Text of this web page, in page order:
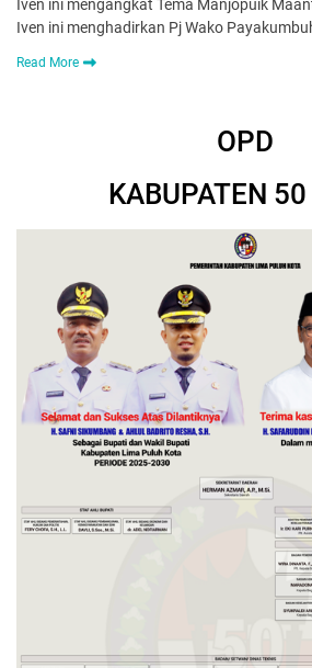
Iven ini mengangkat Tema Manjopuik
Iven ini menghadirkan Pj Wako
Read More
OPD
KABUPATEN 50